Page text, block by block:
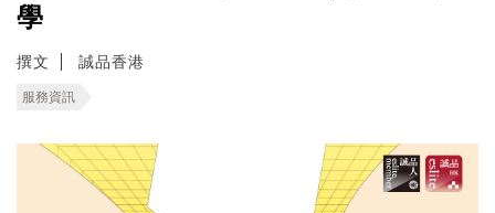
學
撰文 誠品香港
服務資訊